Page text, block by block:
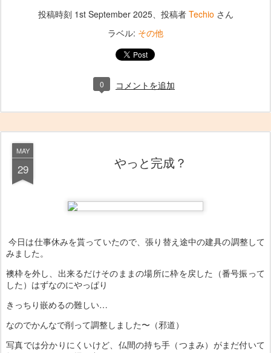
投稿時刻 1st September 2025、投稿者 Techio さん
ラベル: その他
0 コメントを追加
MAY
29 やっと完成？
今日は仕事休みを貰っていたので、張り替え途中の建具の調整して
みました。
襖枠を外し、出来るだけそのままの場所に枠を戻した（番号振って
した）はずなのにやっぱり
きっちり嵌めるの難しい…
なのでかんなで削って調整しました〜（邪道）
写真では分かりにくいけど、仏間の持ち手（つまみ）がまだ付いて